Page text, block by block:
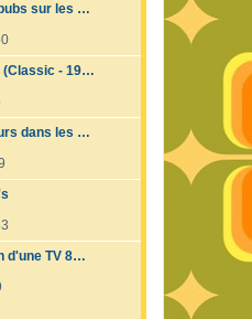
sur les …
(Classic - 19…
dans les …
d'une TV 8…